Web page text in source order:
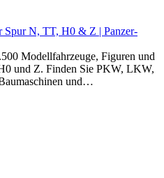
Spur N, TT, H0 & Z | Panzer-
Modellfahrzeuge, Figuren und
und Z. Finden Sie PKW, LKW,
und…